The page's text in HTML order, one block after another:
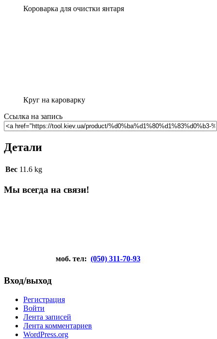
Короварка для очистки янтаря
Круг на кароварку
Ссылка на запись
Детали
Вес 11.6 kg
Мы всегда на связи!
моб. тел: (050) 311-70-93
Вход/выход
Регистрация
Войти
Лента записей
Лента комментариев
WordPress.org